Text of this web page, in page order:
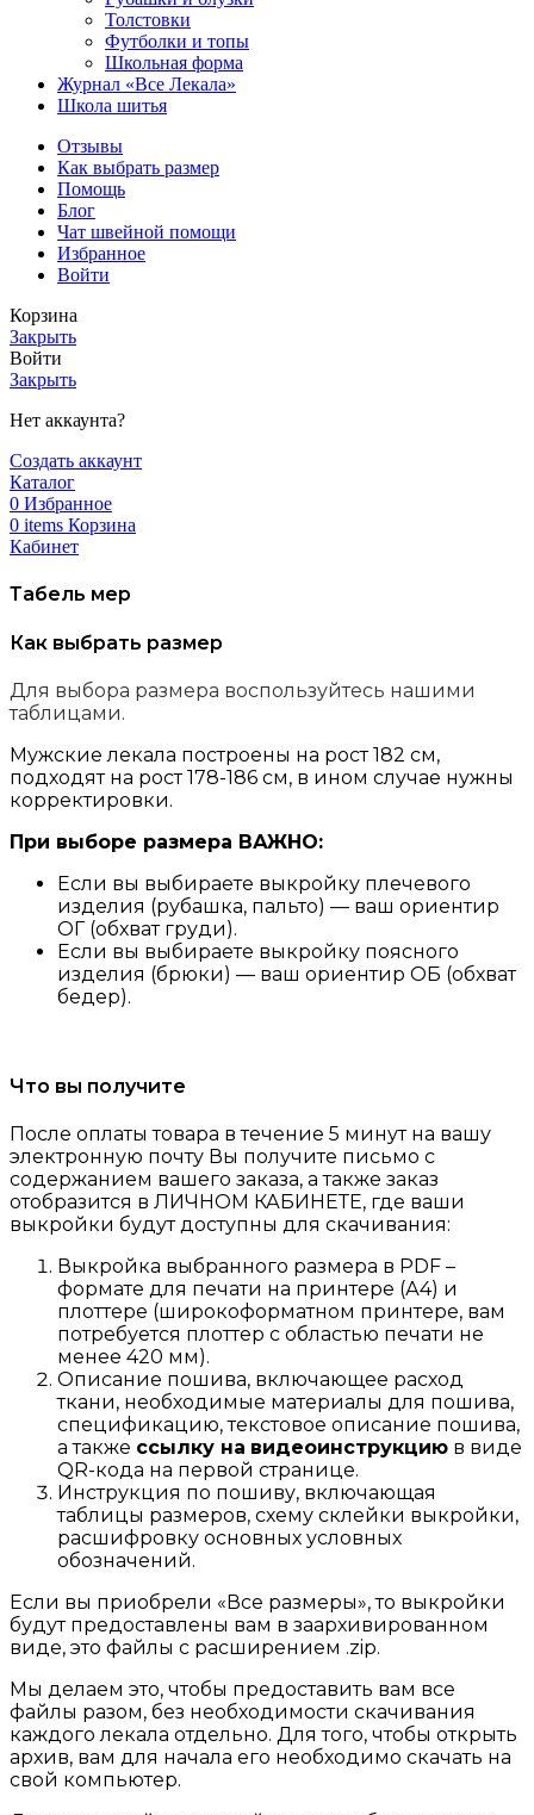
Толстовки
Футболки и топы
Школьная форма
Журнал «Все Лекала»
Школа шитья
Отзывы
Как выбрать размер
Помощь
Блог
Чат швейной помощи
Избранное
Войти
Корзина
Закрыть
Войти
Закрыть
Нет аккаунта?
Создать аккаунт
Каталог
0 Избранное
0 items Корзина
Кабинет
Табель мер
Как выбрать размер
Для выбора размера воспользуйтесь нашими
таблицами.
Мужские лекала построены на рост 182 см,
подходят на рост 178-186 см, в ином случае нужны
корректировки.
При выборе размера ВАЖНО:
Если вы выбираете выкройку плечевого
изделия (рубашка, пальто) — ваш ориентир
ОГ (обхват груди).
Если вы выбираете выкройку поясного
изделия (брюки) — ваш ориентир ОБ (обхват
бедер).
Что вы получите
После оплаты товара в течение 5 минут на вашу
электронную почту Вы получите письмо с
содержанием вашего заказа, а также заказ
отобразится в ЛИЧНОМ КАБИНЕТЕ, где ваши
выкройки будут доступны для скачивания:
Выкройка выбранного размера в PDF –
формате для печати на принтере (А4) и
плоттере (широкоформатном принтере, вам
потребуется плоттер с областью печати не
менее 420 мм).
Описание пошива, включающее расход
ткани, необходимые материалы для пошива,
спецификацию, текстовое описание пошива,
а также ссылку на видеоинструкцию в виде
QR-кода на первой странице.
Инструкция по пошиву, включающая
таблицы размеров, схему склейки выкройки,
расшифровку основных условных
обозначений.
Если вы приобрели «Все размеры», то выкройки
будут предоставлены вам в заархивированном
виде, это файлы с расширением .zip.
Мы делаем это, чтобы предоставить вам все
файлы разом, без необходимости скачивания
каждого лекала отдельно. Для того, чтобы открыть
архив, вам для начала его необходимо скачать на
свой компьютер.